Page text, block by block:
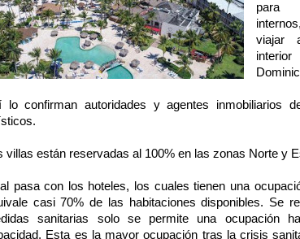
para
viajar
lo confirman autoridades y agentes inmobiliarios
villas están reservadas al 100% en las zonas Norte y
pasa con los hoteles, los cuales tienen una
casi 70% de las habitaciones disponibles. Se
sanitarias solo se permite una ocupación
Esta es la mayor ocupación tras la crisis